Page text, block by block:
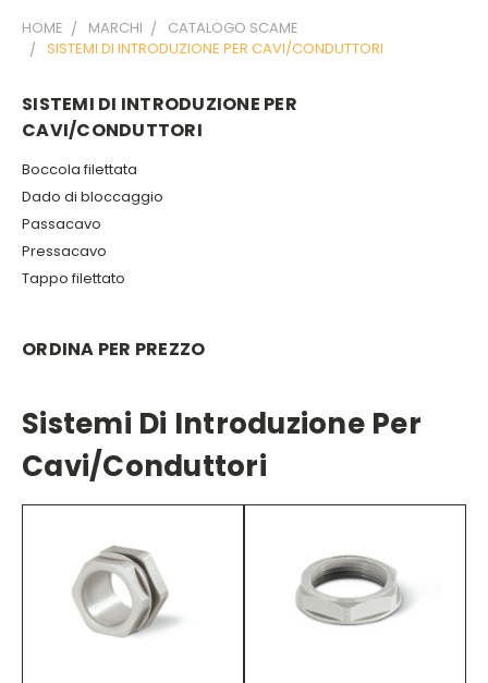
HOME MARCHI
CATALOGO SCAME
SISTEMI DI INTRODUZIONE PER CAVI/CONDUTTORI
SISTEMI DI INTRODUZIONE PER
CAVI/CONDUTTORI
Boccola filettata
Dado di bloccaggio
Passacavo
Pressacavo
Tappo filettato
ORDINA PER PREZZO
Sistemi Di Introduzione Per
Cavi/conduttori